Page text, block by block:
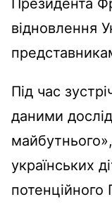
відновлення
Під час
даними
українських